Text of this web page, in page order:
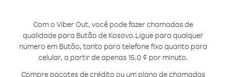
Com o Viber Out, você pode fazer chamadas de
qualidade para Butão de Kosovo.Ligue para qualquer
número em Butão, tanto para telefone fixo quanto para
celular, a partir de apenas 15.0 ¢ por minuto.
Compre pacotes de crédito ou um plano de chamadas